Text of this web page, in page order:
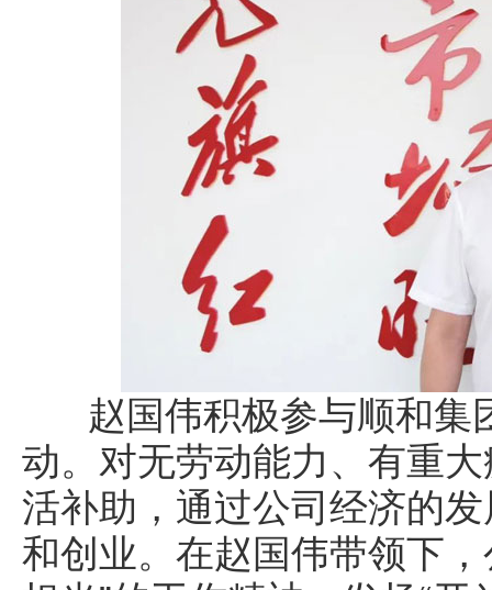
赵国伟积极参与顺和集
动。对无劳动能力、有重
活补助，通过公司经济的
和创业。在赵国伟带领下